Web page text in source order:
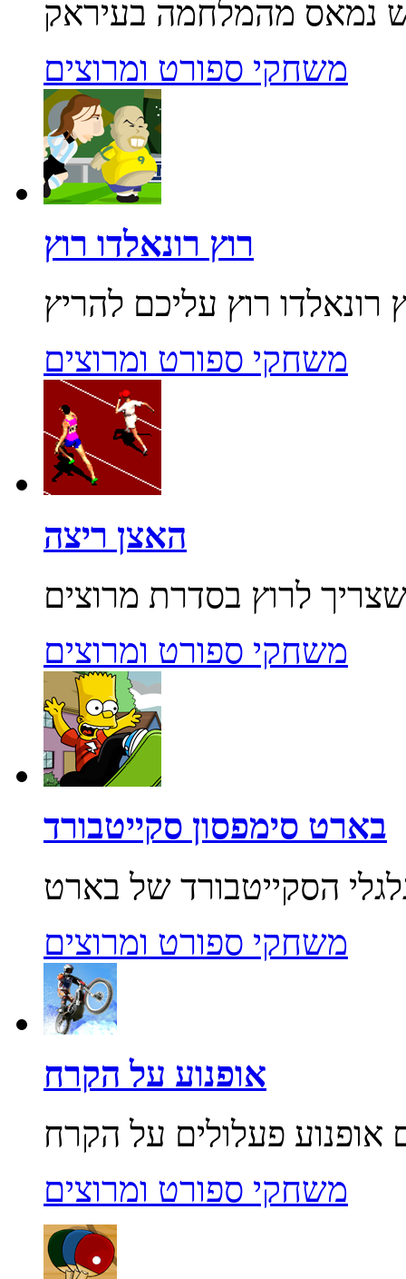
משחקי ספורט ומרוצים
רוץ רונאלדו רוץ
משחקי ספורט ומרוצים
האצן ריצה
משחקי ספורט ומרוצים
בארט סימפסון סקייטבורד
משחקי ספורט ומרוצים
אופנוע על הקרח
משחקי ספורט ומרוצים